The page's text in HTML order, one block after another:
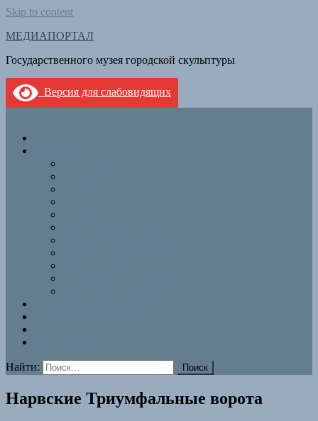
Skip to content
МЕДИАПОРТАЛ
Государственного музея городской скульптуры
Версия для слабовидящих
Найти:
Нарвские Триумфальные ворота